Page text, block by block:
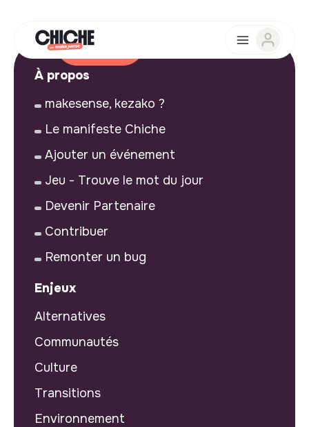
À propos
makesense, kezako ?
Le manifeste Chiche
Ajouter un événement
Jeu - Trouve le mot du jour
Devenir Partenaire
Contribuer
Remonter un bug
Enjeux
Alternatives
Communautés
Culture
Transitions
Environnement